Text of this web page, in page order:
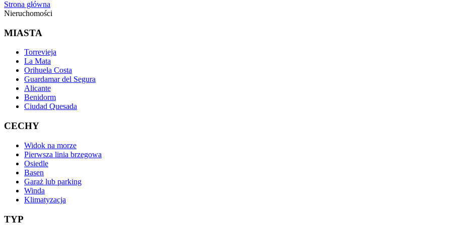
Strona główna
Nieruchomości
MIASTA
Torrevieja
La Mata
Orihuela Costa
Guardamar del Segura
Alicante
Benidorm
Ciudad Quesada
CECHY
Widok na morze
Pierwsza linia brzegowa
Osiedle
Basen
Garaż lub parking
Winda
Klimatyzacja
TYP